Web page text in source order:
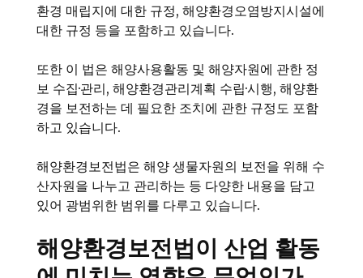
환경 매립지에 대한 규정, 해양환경오염방지시설에
대한 규정 등을 포함하고 있습니다.
또한 이 법은 해양사용활동 및 해양자원에 관한 정
보 수집·관리, 해양환경관리계획 수립·시행, 해양환
경을 보전하는 데 필요한 조치에 관한 규정도 포함
하고 있습니다.
해양환경보전법은 해양 생물자원의 보전을 위해 수
산자원을 나누고 관리하는 등 다양한 내용을 담고
있어 광범위한 범위를 다루고 있습니다.
해양환경보전법이 산업 활동